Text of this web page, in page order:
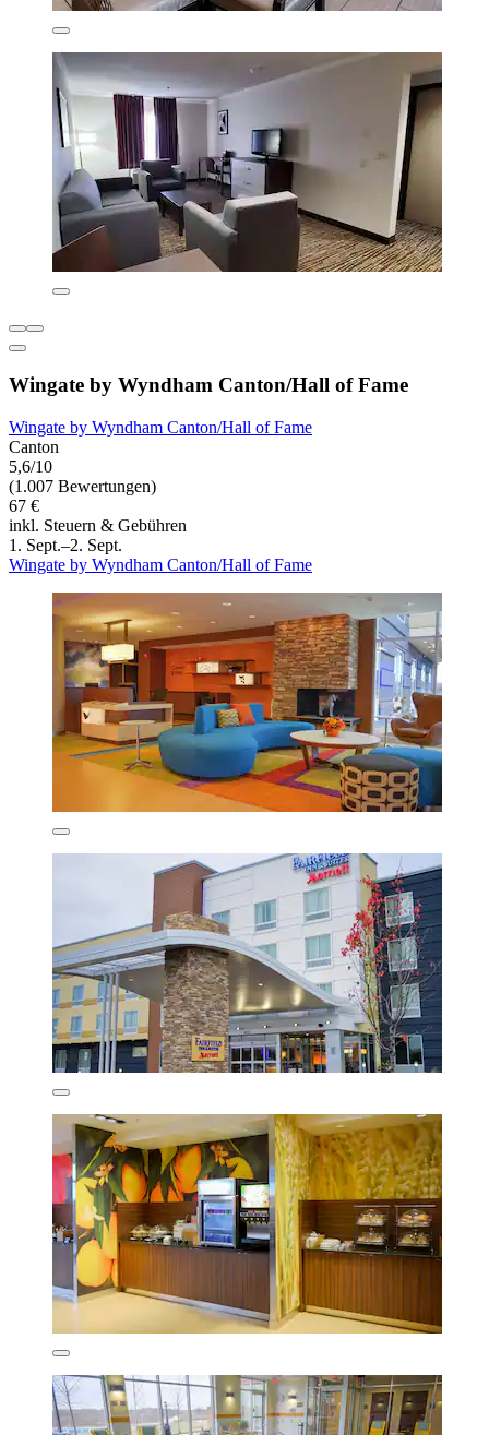
Wingate by Wyndham Canton/Hall of Fame
Wingate by Wyndham Canton/Hall of Fame
Canton
5,6/10
(1.007 Bewertungen)
67 €
inkl. Steuern & Gebühren
1. Sept.–2. Sept.
Wingate by Wyndham Canton/Hall of Fame